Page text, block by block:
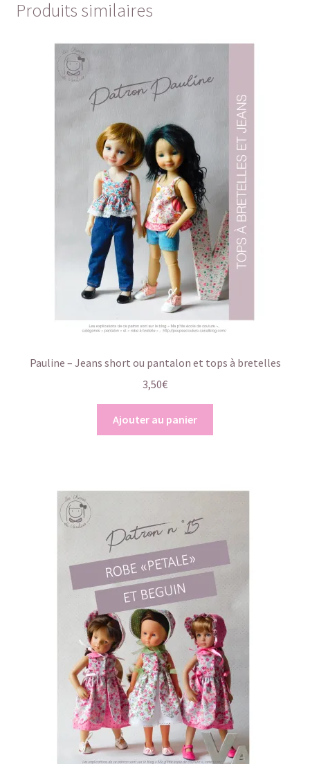
Produits similaires
Pauline – Jeans short ou pantalon et tops à bretelles
3,50€
Ajouter au panier